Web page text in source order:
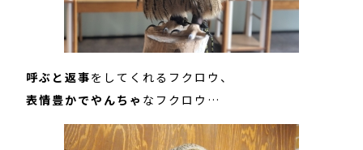
呼ぶと返事をしてくれるフクロウ、
表情豊かでやんちゃ なフクロウ…